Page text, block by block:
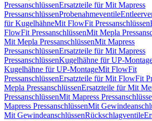
PressanschlüssenErsatzteile für Mit Mapress
PressanschlüssenProbenahmeventile
für KugelhähneMit FlowFit Pressanschlüssen
FlowFit PressanschlüssenMit Mepla
Mit Mepla PressanschlüssenMit Mapress
PressanschlüssenErsatzteile für Mit Mapress
PressanschlüssenKugelhähne für UP-
Kugelhähne für UP-MontageMit FlowFit
PressanschlüssenErsatzteile für Mit FlowFit
Mepla PressanschlüssenErsatzteile für Mit
PressanschlüssenMit Mapress
Mapress PressanschlüssenMit
Mit GewindeanschlüssenRückschlagventile